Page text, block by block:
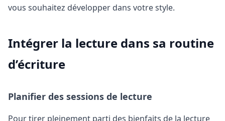
vous souhaitez développer dans votre style.
Intégrer la lecture dans sa routine
d’écriture
Planifier des sessions de lecture
Pour tirer pleinement parti des bienfaits de la lecture